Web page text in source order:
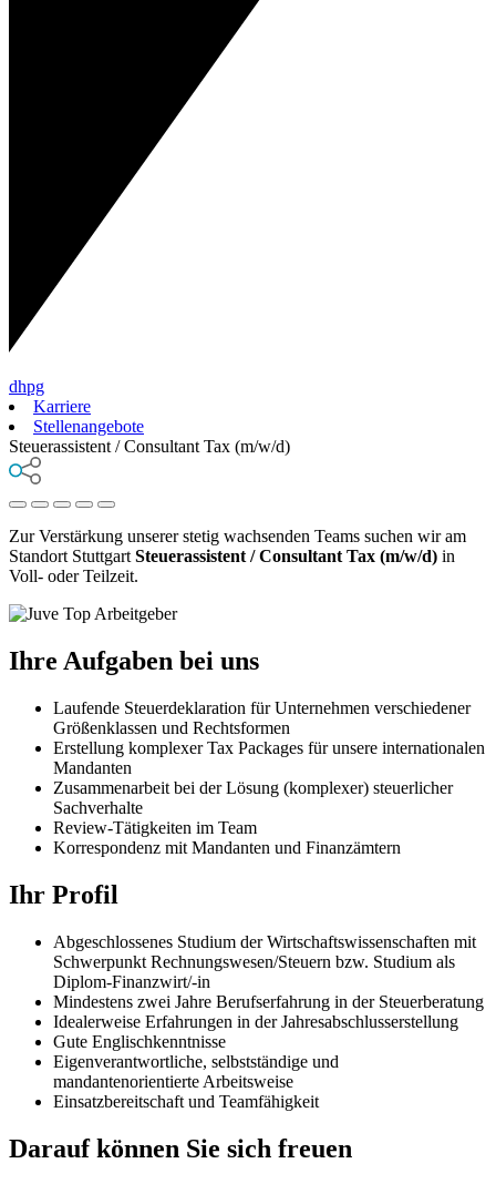
dhpg
Karriere
Stellenangebote
Steuerassistent / Consultant Tax (m/w/d)
Zur Verstärkung unserer stetig wachsenden Teams suchen wir am
Standort Stuttgart Steuerassistent / Consultant Tax (m/w/d) in
Voll- oder Teilzeit.
Ihre Aufgaben bei uns
Laufende Steuerdeklaration für Unternehmen verschiedener
Größenklassen und Rechtsformen
Erstellung komplexer Tax Packages für unsere internationalen
Mandanten
Zusammenarbeit bei der Lösung (komplexer) steuerlicher
Sachverhalte
Review-Tätigkeiten im Team
Korrespondenz mit Mandanten und Finanzämtern
Ihr Profil
Abgeschlossenes Studium der Wirtschaftswissenschaften mit
Schwerpunkt Rechnungswesen/Steuern bzw. Studium als
Diplom-Finanzwirt/-in
Mindestens zwei Jahre Berufserfahrung in der Steuerberatung
Idealerweise Erfahrungen in der Jahresabschlusserstellung
Gute Englischkenntnisse
Eigenverantwortliche, selbstständige und
mandantenorientierte Arbeitsweise
Einsatzbereitschaft und Teamfähigkeit
Darauf können Sie sich freuen